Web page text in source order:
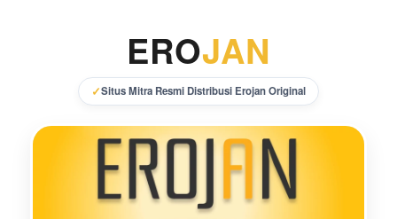
EROJAN
✓Situs Mitra Resmi Distribusi Erojan Original